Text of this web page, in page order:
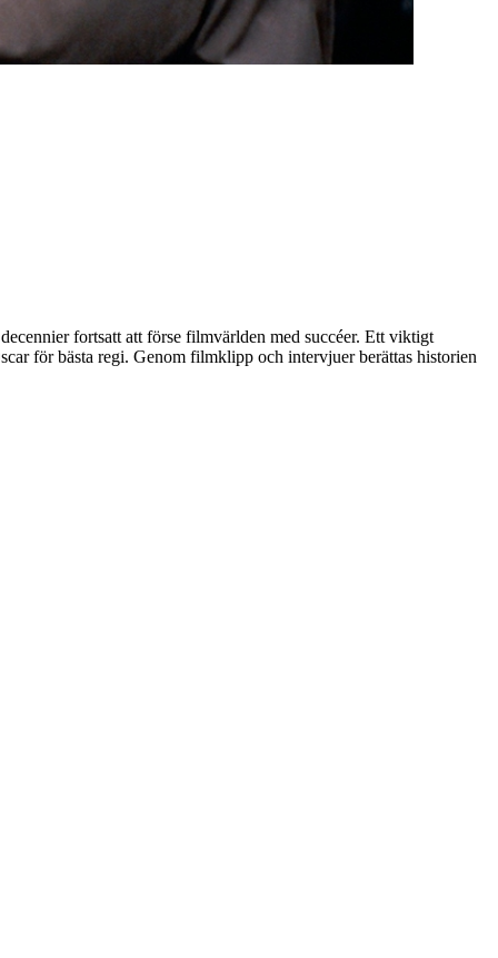
fortsatt att förse filmvärlden med succéer. Ett viktigt
för bästa regi. Genom filmklipp och intervjuer berättas historien